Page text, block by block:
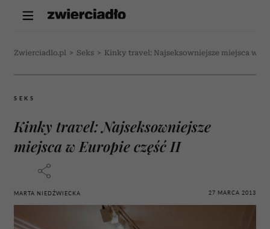
Zwierciadlo.pl > Seks > Kinky travel: Najseksowniejsze miejsca w
SEKS
Kinky travel: Najseksowniejsze
miejsca w Europie część II
MARTA NIEDŹWIECKA 27 MARCA 2013